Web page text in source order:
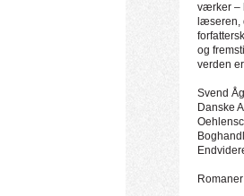
værker –
læseren,
og
verden
Svend
Danske